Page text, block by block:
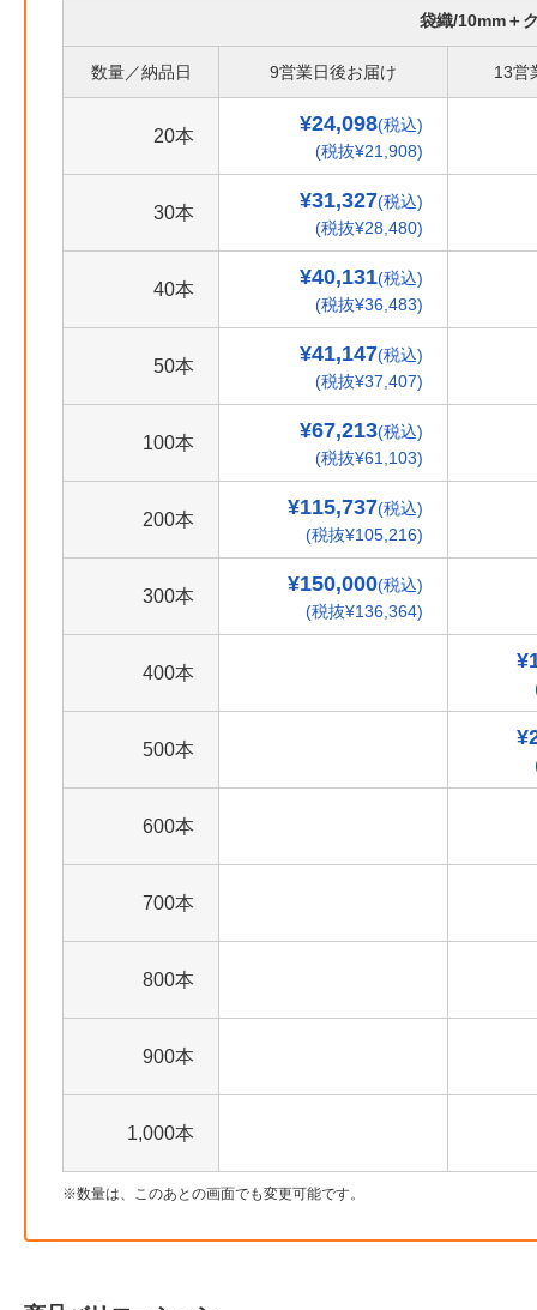
袋織/10mm＋
数量／納品日 9営業日後お届け 13営
20本
¥24,098(税込)
(税抜¥21,908)
30本
¥31,327(税込)
(税抜¥28,480)
40本
¥40,131(税込)
(税抜¥36,483)
50本
¥41,147(税込)
(税抜¥37,407)
100本
¥67,213(税込)
(税抜¥61,103)
200本
¥115,737(税込)
(税抜¥105,216)
300本
¥150,000(税込)
(税抜¥136,364)
400本
500本
600本
700本
800本
900本
1,000本
数量は、このあとの画面でも変更可能です。